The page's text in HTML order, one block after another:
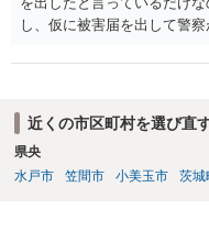
し、仮に被害届を出して警
おくように。
近くの市区町村を選び直
県央
水戸市
笠間市 小美玉市 茨城